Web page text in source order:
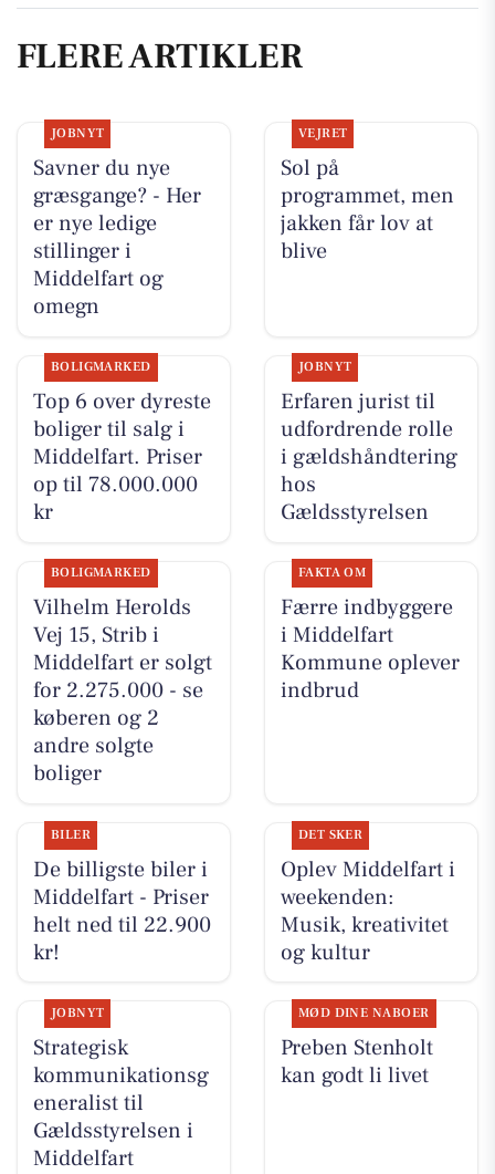
FLERE ARTIKLER
JOBNYT
Savner du nye
græsgange? - Her
er nye ledige
stillinger i
Middelfart og
omegn
VEJRET
Sol på
programmet, men
jakken får lov at
blive
BOLIGMARKED
Top 6 over dyreste
boliger til salg i
Middelfart. Priser
op til 78.000.000
kr
JOBNYT
Erfaren jurist til
udfordrende rolle
i gældshåndtering
hos
Gældsstyrelsen
BOLIGMARKED
Vilhelm Herolds
Vej 15, Strib i
Middelfart er solgt
for 2.275.000 - se
køberen og 2
andre solgte
boliger
FAKTA OM
Færre indbyggere
i Middelfart
Kommune oplever
indbrud
BILER
De billigste biler i
Middelfart - Priser
helt ned til 22.900
kr!
DET SKER
Oplev Middelfart i
weekenden:
Musik, kreativitet
og kultur
JOBNYT
Strategisk
kommunikationsg
eneralist til
Gældsstyrelsen i
Middelfart
MØD DINE NABOER
Preben Stenholt
kan godt li livet